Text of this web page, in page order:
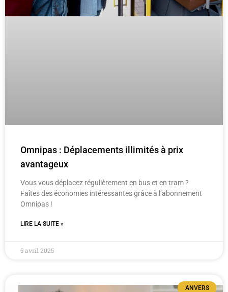
Omnipas : Déplacements illimités à prix
avantageux
Vous vous déplacez régulièrement en bus et en tram ?
Faîtes des économies intéressantes grâce à l’abonnement
Omnipas !
LIRE LA SUITE »
5 avril 2025
ANVERS